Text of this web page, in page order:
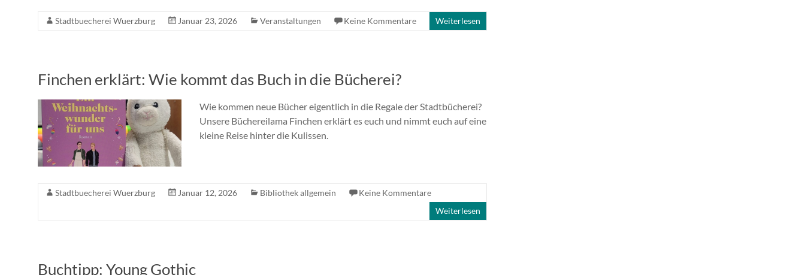
Stadtbuecherei Wuerzburg Januar 23, 2026 Veranstaltungen Keine Kommentare Weiterlesen
Finchen erklärt: Wie kommt das Buch in die Bücherei?
Wie kommen neue Bücher eigentlich in die Regale der Stadtbücherei?
Unsere Büchereilama Finchen erklärt es euch und nimmt euch auf eine
kleine Reise hinter die Kulissen.
Stadtbuecherei Wuerzburg Januar 12, 2026 Bibliothek allgemein
Keine Kommentare
Weiterlesen
Buchtipp: Young Gothic